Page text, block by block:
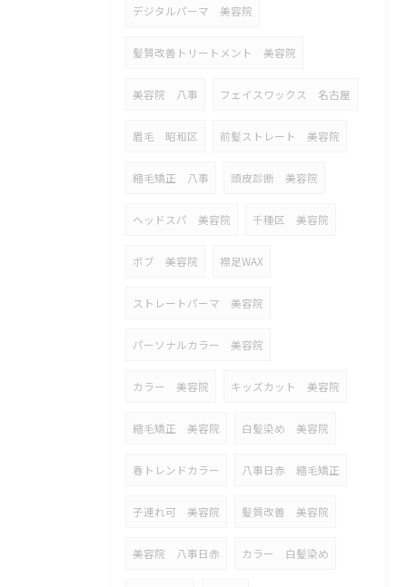
デジタルパーマ 美容院
髪質改善トリートメント 美容院
美容院 八事 フェイスワックス 名古屋
眉毛 昭和区 前髪ストレート 美容院
縮毛矯正 八事 頭皮診断 美容院
ヘッドスパ 美容院 千種区 美容院
ボブ 美容院 襟足WAX
ストレートパーマ 美容院
パーソナルカラー 美容院
カラー 美容院 キッズカット 美容院
縮毛矯正 美容院 白髪染め 美容院
春トレンドカラー 八事日赤 縮毛矯正
子連れ可 美容院 髪質改善 美容院
美容院 八事日赤 カラー 白髪染め